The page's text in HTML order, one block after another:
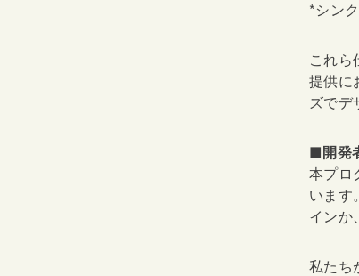
*シン
これら
提供に
ズでデ
■開発
本プロ
います
インか
私たち